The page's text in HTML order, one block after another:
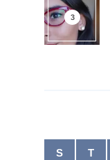
S T